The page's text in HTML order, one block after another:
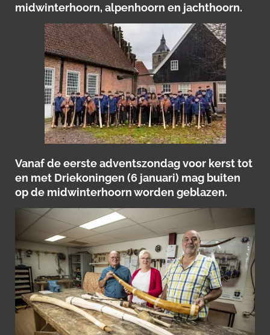
midwinterhoorn, alpenhoorn en jachthoorn.
Vanaf de eerste adventszondag voor kerst tot
en met Driekoningen (6 januari) mag buiten
op de midwinterhoorn worden geblazen.